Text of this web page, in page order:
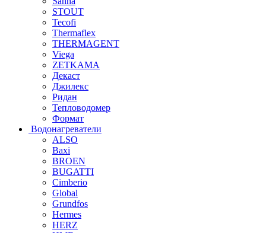
STOUT
Tecofi
Thermaflex
THERMAGENT
Viega
ZETKAMA
Декаст
Джилекс
Ридан
Тепловодомер
Формат
Водонагреватели
ALSO
Baxi
BROEN
BUGATTI
Cimberio
Global
Grundfos
Hermes
HERZ